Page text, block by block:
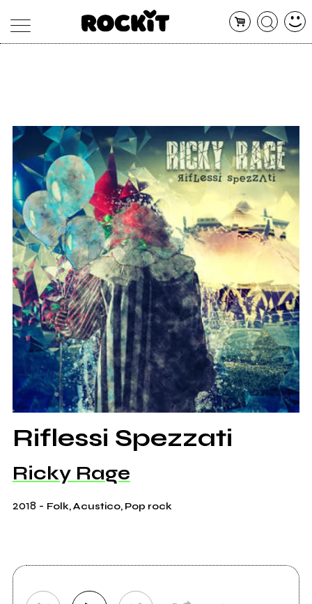
ARTISTI
CONCERTI
SHOP
RADIO
Riflessi Spezzati
Ricky Rage
2018 - Folk, Acustico, Pop rock